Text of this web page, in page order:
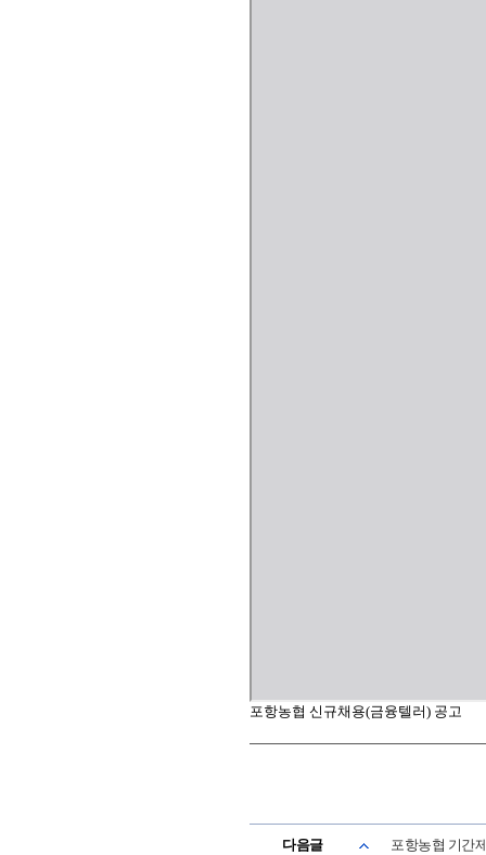
포항농협 신규채용(금융텔러) 공고
다음글 포항농협 기간